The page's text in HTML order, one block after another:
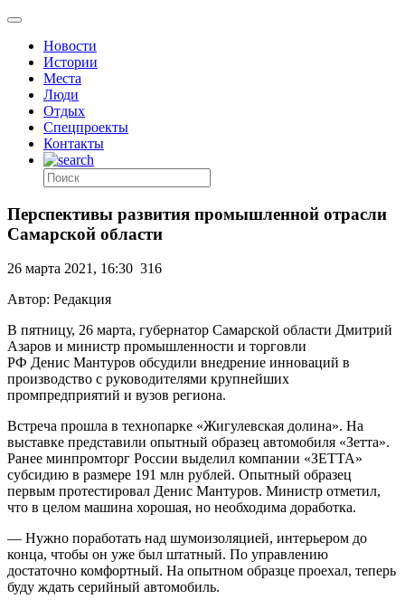
Новости
Истории
Места
Люди
Отдых
Спецпроекты
Контакты
Перспективы развития промышленной отрасли
Самарской области
26 марта 2021, 16:30 316
Автор: Редакция
В пятницу, 26 марта, губернатор Самарской области Дмитрий
Азаров и министр промышленности и торговли
РФ Денис Мантуров обсудили внедрение инноваций в
производство с руководителями крупнейших
промпредприятий и вузов региона.
Встреча прошла в технопарке «Жигулевская долина». На
выставке представили опытный образец автомобиля «Зетта».
Ранее минпромторг России выделил компании «ЗЕТТА»
субсидию в размере 191 млн рублей. Опытный образец
первым протестировал Денис Мантуров. Министр отметил,
что в целом машина хорошая, но необходима доработка.
— Нужно поработать над шумоизоляцией, интерьером до
конца, чтобы он уже был штатный. По управлению
достаточно комфортный. На опытном образце проехал, теперь
буду ждать серийный автомобиль.